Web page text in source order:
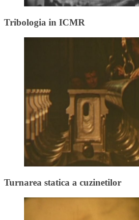
Tribologia in ICMR
Turnarea statica a cuzinetilor